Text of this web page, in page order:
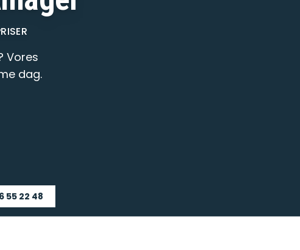
Vores
dag.
55 22 48